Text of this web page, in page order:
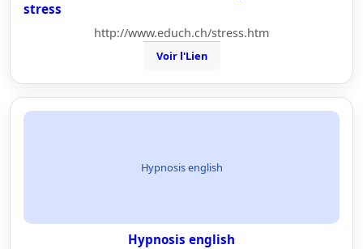
stress
http://www.educh.ch/stress.htm
Voir l'Lien
Hypnosis english
Hypnosis english